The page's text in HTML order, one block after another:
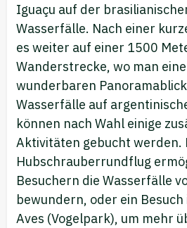
Iguaçu auf der
Wasserfälle. Nach einer
es weiter auf einer 1500
Wanderstrecke, wo man
wunderbaren
Wasserfälle auf
können nach Wahl einige
Aktivitäten gebucht werden.
Hubschrauberrundflug
Besuchern die Wasserfälle
bewundern, oder ein Besuch
Aves (Vogelpark), um mehr